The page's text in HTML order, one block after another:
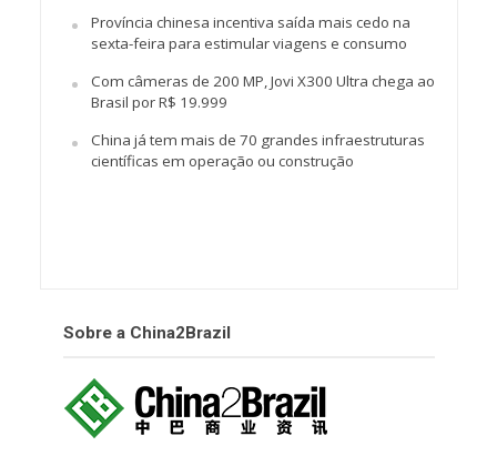
Província chinesa incentiva saída mais cedo na
sexta-feira para estimular viagens e consumo
Com câmeras de 200 MP, Jovi X300 Ultra chega ao
Brasil por R$ 19.999
China já tem mais de 70 grandes infraestruturas
científicas em operação ou construção
Sobre a China2Brazil